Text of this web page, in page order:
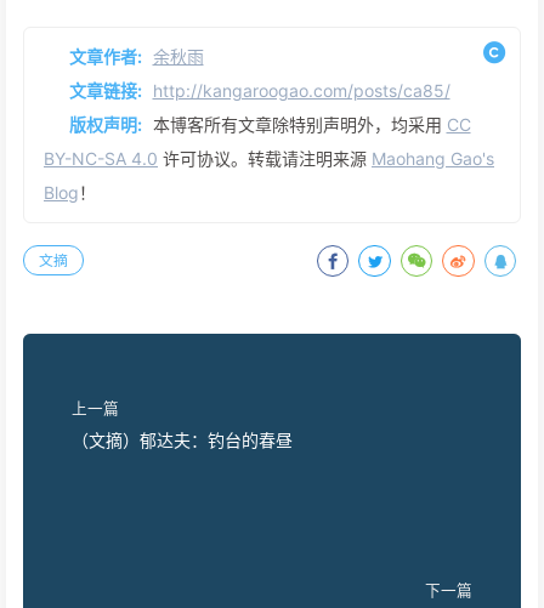
文章作者: 余秋雨
文章链接: http://kangaroogao.com/posts/ca85/
版权声明: 本博客所有文章除特别声明外，均采用 CC
BY-NC-SA 4.0 许可协议。转载请注明来源 Maohang Gao's
Blog！
文摘
上一篇
（文摘）郁达夫：钓台的春昼
下一篇